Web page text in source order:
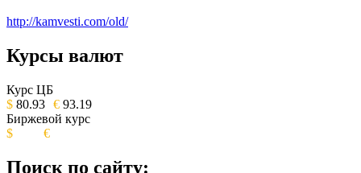
http://kamvesti.com/old/
ОБЩЕСТВЕННО-ПОЛИТИЧЕСКОЕ
ИЗДАНИЕ КАМЧАТСКОГО КРАЯ.
Курсы валют
Курс ЦБ
$ 80.93 € 93.19
Биржевой курс
$
€
Поиск по сайту: